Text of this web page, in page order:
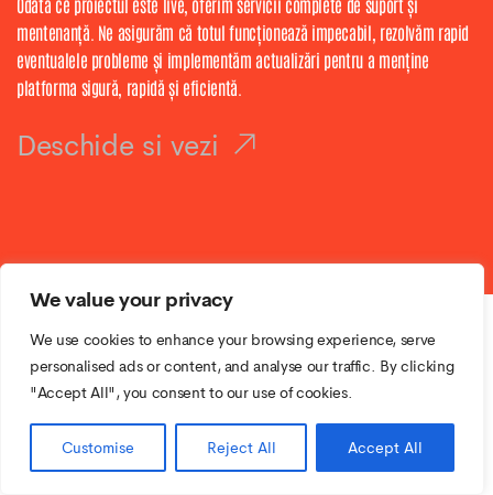
We value your privacy
We use cookies to enhance your browsing experience, serve
personalised ads or content, and analyse our traffic. By clicking
"Accept All", you consent to our use of cookies.
Customise Reject All Accept All
Odată ce proiectul este live, oferim servicii complete de suport și
mentenanță. Ne asigurăm că totul funcționează impecabil, rezolvăm rapid
eventualele probleme și implementăm actualizări pentru a menține
platforma sigură, rapidă și eficientă.
Deschide si vezi